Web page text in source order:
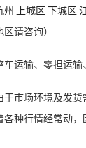
州 上城区 下城区
区请咨询）
车运输、零担运
于市场环境及发
各种行情经常动